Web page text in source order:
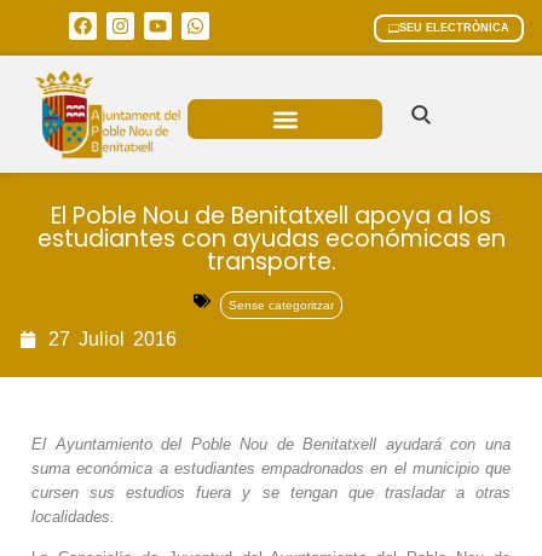
SEU ELECTRÒNICA
El Poble Nou de Benitatxell apoya a los
estudiantes con ayudas económicas en
transporte.
Sense categoritzar
27 Juliol 2016
El Ayuntamiento del Poble Nou de Benitatxell ayudará con una
suma económica a estudiantes empadronados en el municipio que
cursen sus estudios fuera y se tengan que trasladar a otras
localidades.